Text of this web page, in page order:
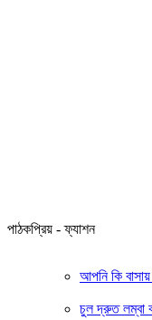
পাঠকপ্রিয় - ফ্যাশন
আপনি কি
চুল দ্রুত লম্বা